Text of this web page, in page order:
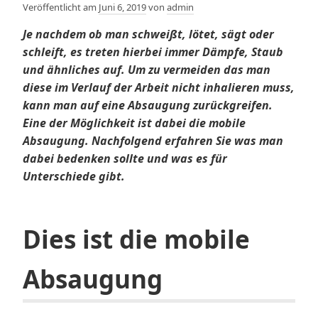
Veröffentlicht am Juni 6, 2019von admin
Je nachdem ob man schweißt, lötet, sägt oder
schleift, es treten hierbei immer Dämpfe, Staub
und ähnliches auf. Um zu vermeiden das man
diese im Verlauf der Arbeit nicht inhalieren muss,
kann man auf eine Absaugung zurückgreifen.
Eine der Möglichkeit ist dabei die mobile
Absaugung. Nachfolgend erfahren Sie was man
dabei bedenken sollte und was es für
Unterschiede gibt.
Dies ist die mobile
Absaugung